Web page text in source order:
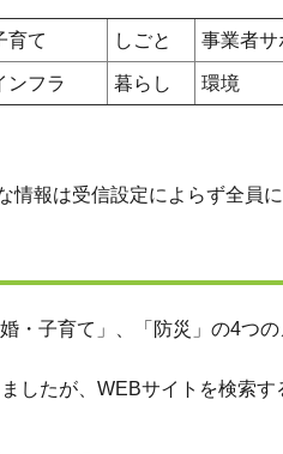
育て しごと 事業者サ
ンフラ 暮らし 環境
報は受信設定によらず全員に
・子育て」、「防災」の4つ
したが、WEBサイトを検索